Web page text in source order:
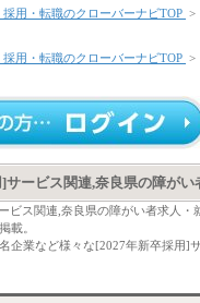
用・転職のクローバーナビTOP >
用・転職のクローバーナビTOP >
サービス関連,奈良県の障が
ビス関連,奈良県の障がい者求人
載。
名企業など様々な[2027年新卒採用